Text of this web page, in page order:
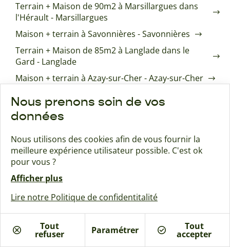
Terrain + Maison de 90m2 à Marsillargues dans
l'Hérault - Marsillargues
Maison + terrain à Savonnières - Savonnières
Terrain + Maison de 85m2 à Langlade dans le
Gard - Langlade
Maison + terrain à Azay-sur-Cher - Azay-sur-Cher
Maison + terrain à Channay-sur-Lathan -
Channay-sur-Lathan
Maison neuve ossature bois à Montpezat-de-
Quercy - Montpezat-de-Quercy
Terrain + Maison de 130m2 à Grabels dans
l'Hérault - Grabels
Maison neuve ossature bois 3 chambres sur
Terrain + Maison de 90m2 à Entre-Vignes dans
l'Hérault - Entre-Vignes
Terrain + Maison de 98m2 à Combaillaux dans
l'Hérault - Combaillaux
Nous prenons soin de vos
données
Nous utilisons des cookies afin de vous fournir la
meilleure expérience utilisateur possible. C'est ok
pour vous ?
Afficher plus
Lire notre Politique de confidentitalité
Tout
refuser Paramétrer Tout
accepter